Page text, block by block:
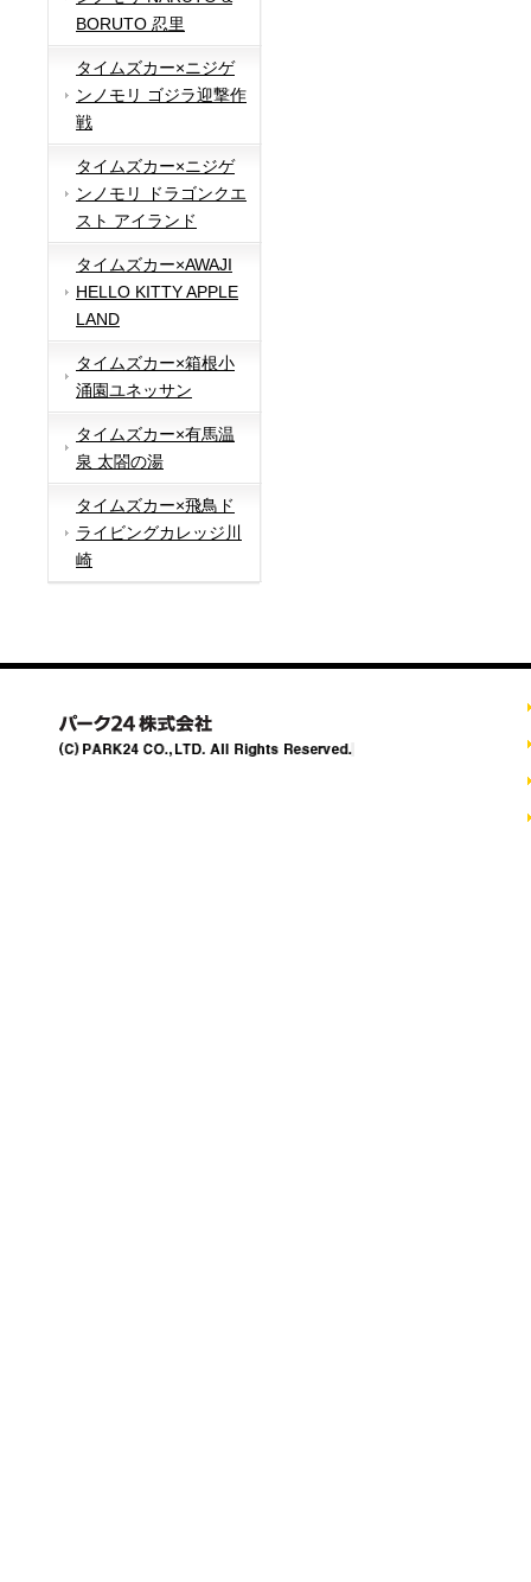
BORUTO 忍里
タイムズカー×ニジゲ
ンノモリ ゴジラ迎撃作
戦
タイムズカー×ニジゲ
ンノモリ ドラゴンクエ
スト アイランド
タイムズカー×AWAJI
HELLO KITTY APPLE
LAND
タイムズカー×箱根小
涌園ユネッサン
タイムズカー×有馬温
泉 太閤の湯
タイムズカー×飛鳥ド
ライビングカレッジ川
崎